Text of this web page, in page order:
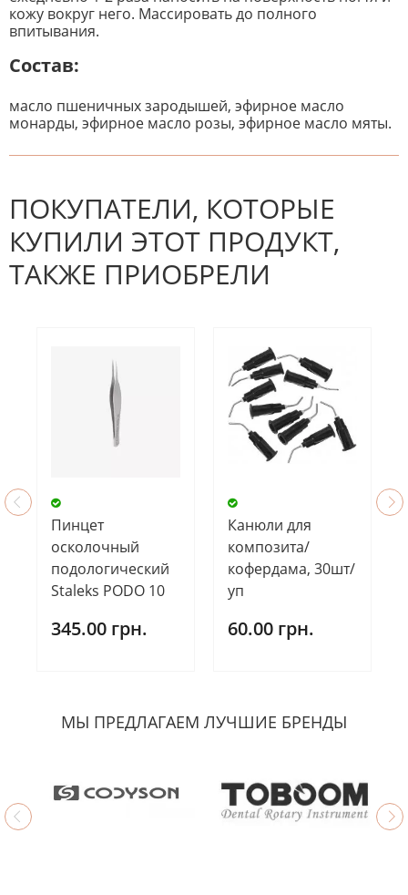
кожу вокруг него. Массировать до полного
впитывания.
Состав:
масло пшеничных зародышей, эфирное масло
монарды, эфирное масло розы, эфирное масло мяты.
К настоящему времени нет
отзыв.
ПОКУПАТЕЛИ, КОТОРЫЕ
КУПИЛИ ЭТОТ ПРОДУКТ,
ТАКЖЕ ПРИОБРЕЛИ
Пинцет
осколочный
подологический
Staleks PODO 10
345.00 грн.
Канюли для
композита/
кофердама, 30шт/
уп
60.00 грн.
МЫ ПРЕДЛАГАЕМ ЛУЧШИЕ БРЕНДЫ